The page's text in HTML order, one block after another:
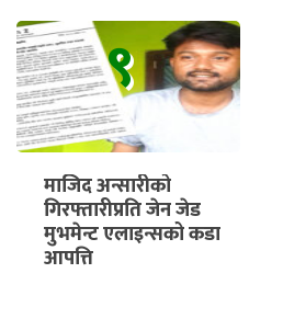
९
माजिद अन्सारीको
गिरफ्तारीप्रति जेन जेड
मुभमेन्ट एलाइन्सको कडा
आपत्ति